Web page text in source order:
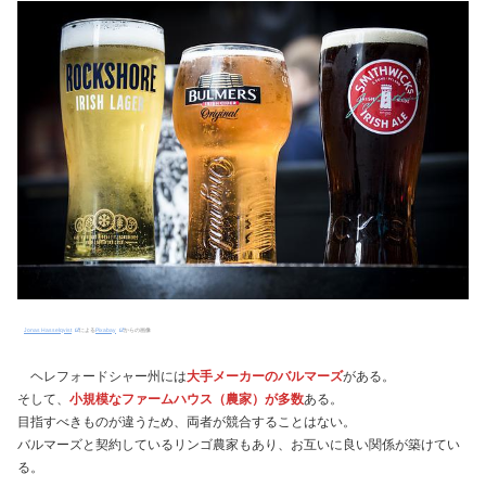
Jonas Hasselqvist によるPixabay からの画像
ヘレフォードシャー州には大手メーカーのバルマーズがある。
そして、 小規模なファームハウス（農家）が多数ある。
目指すべきものが違うため、両者が競合することはない。
バルマーズと契約しているリンゴ農家もあり、お互いに良い関係が築けてい
る。